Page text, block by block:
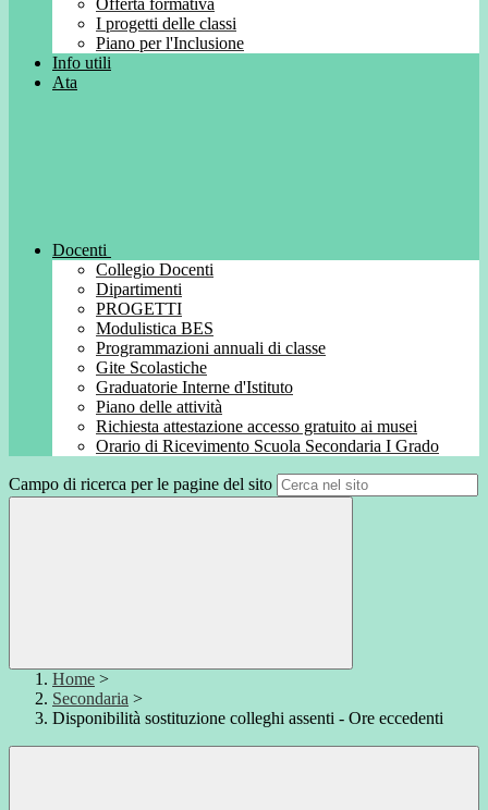
Offerta formativa
I progetti delle classi
Piano per l'Inclusione
Info utili
Ata
Docenti
Collegio Docenti
Dipartimenti
PROGETTI
Modulistica BES
Programmazioni annuali di classe
Gite Scolastiche
Graduatorie Interne d'Istituto
Piano delle attività
Richiesta attestazione accesso gratuito ai musei
Orario di Ricevimento Scuola Secondaria I Grado
Campo di ricerca per le pagine del sito
Home >
Secondaria >
Disponibilità sostituzione colleghi assenti - Ore eccedenti